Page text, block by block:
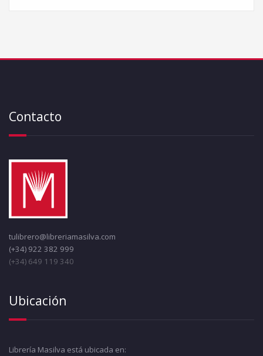
Contacto
tulibrero@libreriamasilva.com
(+34) 922 382 999
(+34) 649 119 340
Ubicación
Librería Masilva está ubicada en: